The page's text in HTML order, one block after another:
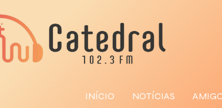
INÍCIO NOTÍCIAS